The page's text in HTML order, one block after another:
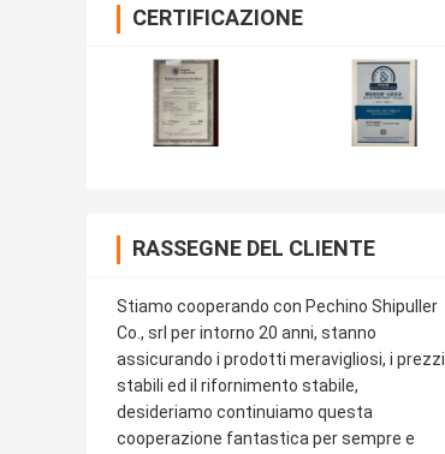
CERTIFICAZIONE
RASSEGNE DEL CLIENTE
Stiamo cooperando con Pechino Shipuller
Co., srl per intorno 20 anni, stanno
assicurando i prodotti meravigliosi, i prezzi
stabili ed il rifornimento stabile,
desideriamo continuiamo questa
cooperazione fantastica per sempre e